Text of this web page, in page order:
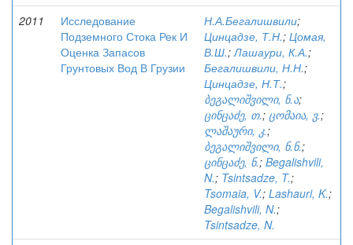
2011
Исследование
Подземного Стока Рек И
Оценка Запасов
Грунтовых Вод В Грузии
Н.А.Бегалишвили;
Цинцадзе, Т.Н.; Цомая,
В.Ш.;Лашаури, К.А.;
Бегалишвили, Н.Н.;
Цинцадзе, Н.Т.;
ბეგალიშვილი, ნ.ა;
ცინცაძე, თ.; ცომაია, ვ.;
ლაშაური, კ.;
ბეგალიშვილი, ნ.ნ.;
ცინცაძე, ნ.; Begalishvili,
N.; Tsintsadze, T.;
Tsomaia, V.; Lashauri, K.;
Begalishvili, N.;
Tsintsadze, N.